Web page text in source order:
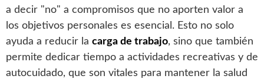
a decir "no" a compromisos que no aporten valor a
los objetivos personales es esencial. Esto no solo
ayuda a reducir la carga de trabajo, sino que también
permite dedicar tiempo a actividades recreativas y de
autocuidado, que son vitales para mantener la salud